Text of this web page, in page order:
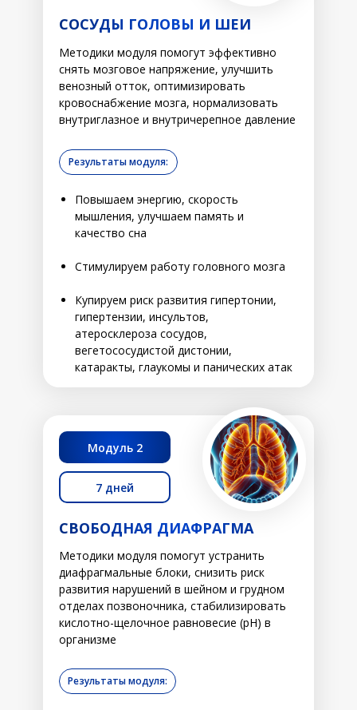
СОСУДЫ ГОЛОВЫ И ШЕИ
СВОБОДНАЯ ДИАФРАГМА
Результаты модуля:
Повышаем энергию, скорость
мышления, улучшаем память и
качество сна
Стимулируем работу головного мозга
Купируем риск развития гипертонии,
гипертензии, инсультов,
атеросклероза сосудов,
вегетососудистой дистонии,
катаракты, глаукомы и панических атак
Результаты модуля:
Методики модуля помогут эффективно
снять мозговое напряжение, улучшить
венозный отток, оптимизировать
кровоснабжение мозга, нормализовать
внутриглазное и внутричерепное давление
Методики модуля помогут устранить
диафрагмальные блоки, снизить риск
развития нарушений в шейном и грудном
отделах позвоночника, стабилизировать
кислотно-щелочное равновесие (pH) в
организме
Модуль 2
7 дней